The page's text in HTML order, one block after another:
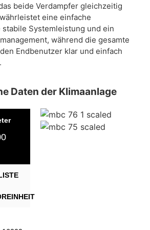
beide Verdampfer gleichzeitig
eine einfache
stabile Systemleistung und ein
während die gesamte
Endbenutzer klar und einfach
Daten der Klimaanlage